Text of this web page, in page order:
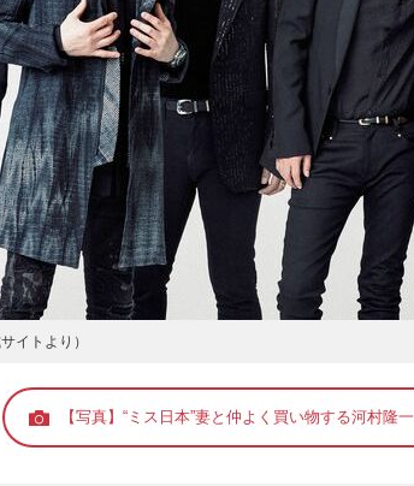
イトより）
【写真】“ミス日本”妻と仲よく買い物する河村隆一